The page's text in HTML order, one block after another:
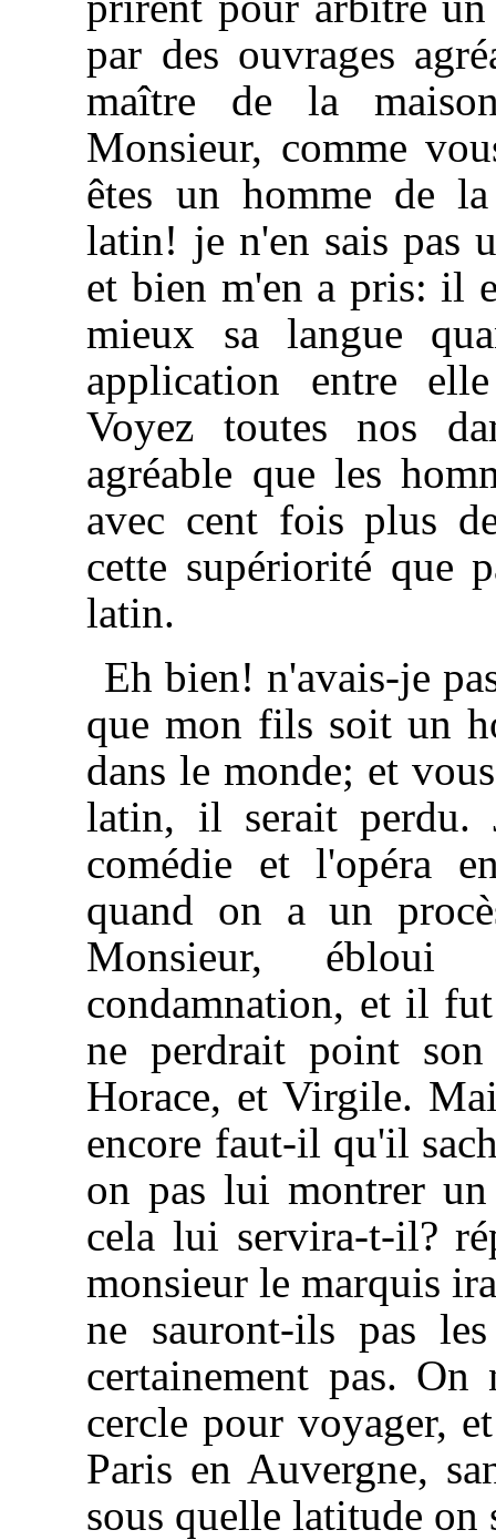
par des ouvrages
maître de la
Monsieur, comme
êtes un homme de
latin! je n'en sais pas
et bien m'en a pris: il
mieux sa langue
application entre
Voyez toutes nos
agréable que les
avec cent fois plus
cette supériorité que
latin.
Eh bien! n'avais-je
que mon fils soit un
dans le monde; et
latin, il serait perdu.
comédie et l'opéra
quand on a un
Monsieur,
condamnation, et il
ne perdrait point
Horace, et Virgile.
encore faut-il qu'il
on pas lui montrer
cela lui servira-t-il?
monsieur le marquis
ne sauront-ils pas
certainement pas.
cercle pour voyager,
Paris en Auvergne,
sous quelle latitude on